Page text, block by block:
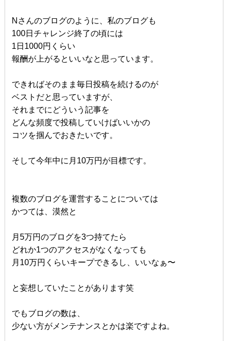
Nさんのブログのように、私のブログも
100日チャレンジ終了の頃には
1日1000円くらい
報酬が上がるといいなと思っています。
できればそのまま毎日投稿を続けるのが
ベストだと思っていますが、
それまでにどういう記事を
どんな頻度で投稿していけばいいかの
コツを掴んでおきたいです。
そして今年中に月10万円が目標です。
複数のブログを運営することについては
かつては、漠然と
月5万円のブログを3つ持てたら
どれか1つのアクセスがなくなっても
月10万円くらいキープできるし、いいなぁ〜
と妄想していたことがあります笑
でもブログの数は、
少ない方がメンテナンスとかは楽ですよね。